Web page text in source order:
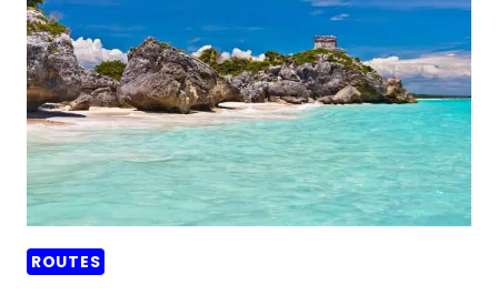
HOLBOX,
MEXICO?
ROUTES